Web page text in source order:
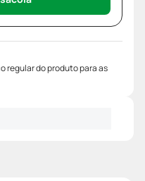
regular do produto para as